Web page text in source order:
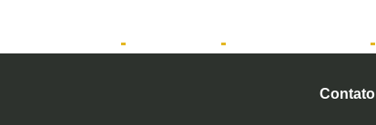
Contato